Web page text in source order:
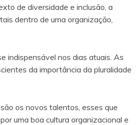
de diversidade e inclusão, a
dentro de uma organização,
indispensável nos dias atuais. As
da importância da pluralidade
os novos talentos, esses que
uma boa cultura organizacional e